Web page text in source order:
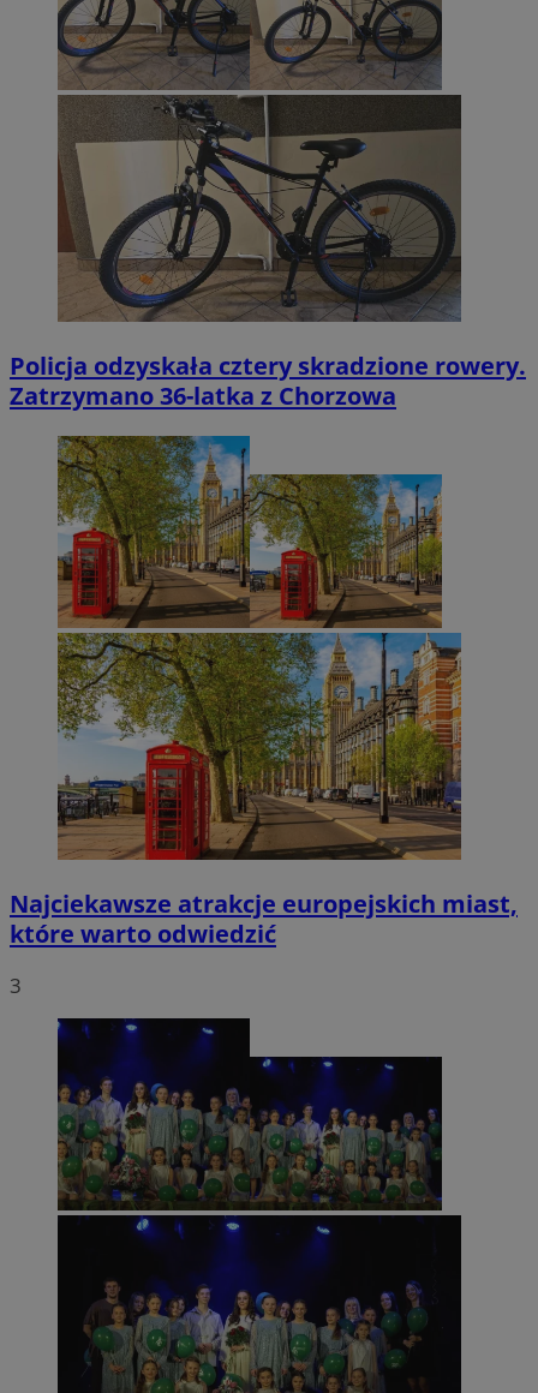
Policja odzyskała cztery skradzione rowery.
Zatrzymano 36-latka z Chorzowa
Najciekawsze atrakcje europejskich miast,
które warto odwiedzić
3